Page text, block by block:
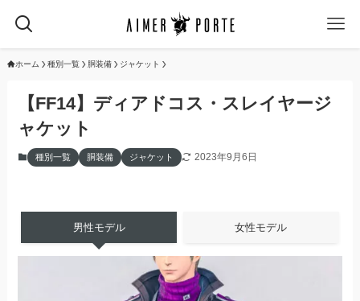
ホーム 種別一覧 胴装備 ジャケット
【FF14】ディアドコス・スレイヤージ
ャケット
種別一覧 胴装備 ジャケット 2023年9月6日
男性モデル 女性モデル